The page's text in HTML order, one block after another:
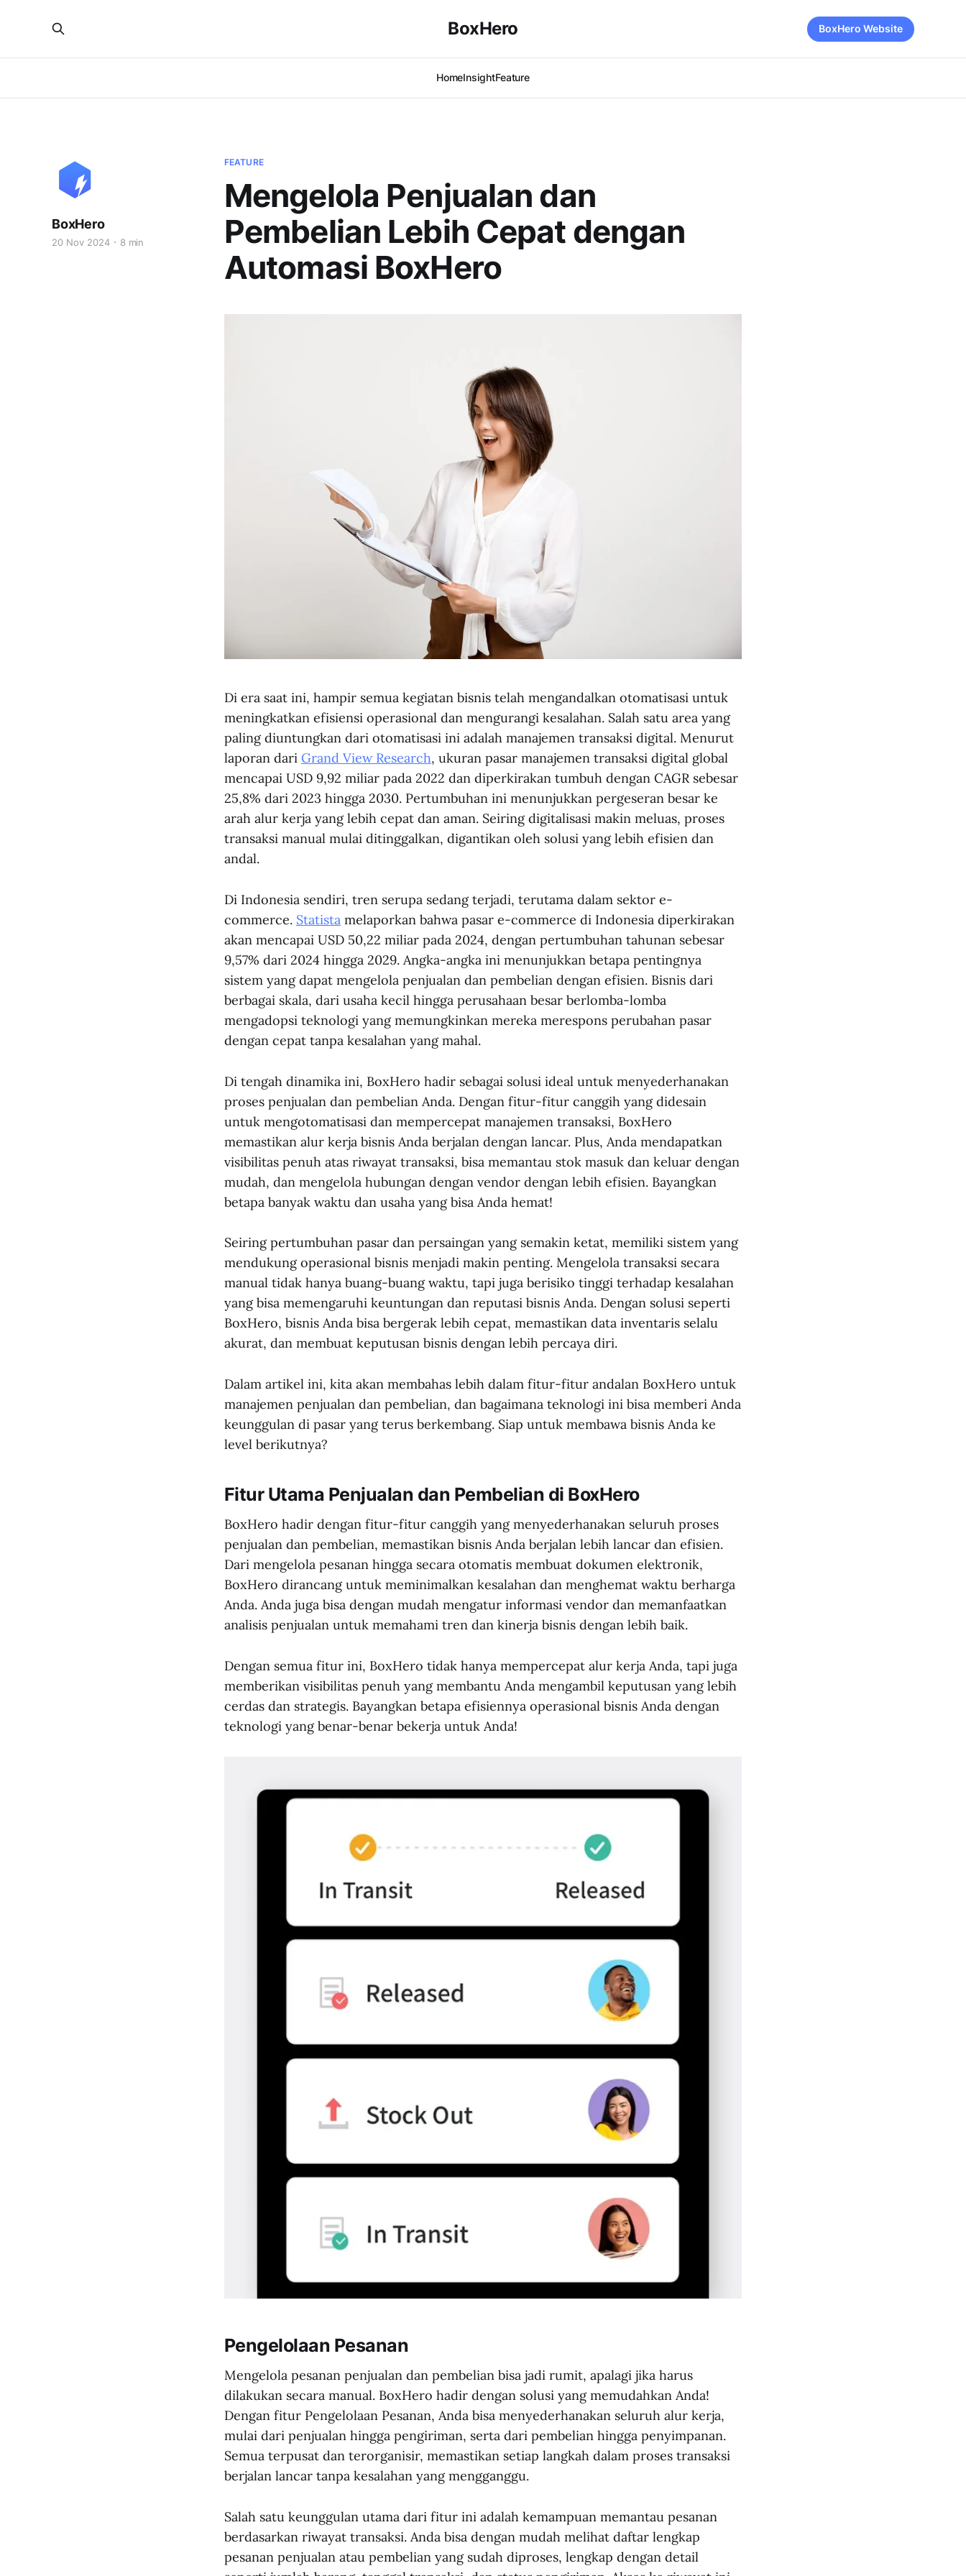
BoxHero
HomeInsightFeature
BoxHero Website
FEATURE
Mengelola Penjualan dan
Pembelian Lebih Cepat dengan
Automasi BoxHero
BoxHero
20 Nov 2024 8 min
Di era saat ini, hampir semua kegiatan bisnis telah mengandalkan otomatisasi untuk
meningkatkan efisiensi operasional dan mengurangi kesalahan. Salah satu area yang
paling diuntungkan dari otomatisasi ini adalah manajemen transaksi digital. Menurut
laporan dari Grand View Research, ukuran pasar manajemen transaksi digital global
mencapai USD 9,92 miliar pada 2022 dan diperkirakan tumbuh dengan CAGR sebesar
25,8% dari 2023 hingga 2030. Pertumbuhan ini menunjukkan pergeseran besar ke
arah alur kerja yang lebih cepat dan aman. Seiring digitalisasi makin meluas, proses
transaksi manual mulai ditinggalkan, digantikan oleh solusi yang lebih efisien dan
andal.
Di Indonesia sendiri, tren serupa sedang terjadi, terutama dalam sektor e-
commerce. Statista melaporkan bahwa pasar e-commerce di Indonesia diperkirakan
akan mencapai USD 50,22 miliar pada 2024, dengan pertumbuhan tahunan sebesar
9,57% dari 2024 hingga 2029. Angka-angka ini menunjukkan betapa pentingnya
sistem yang dapat mengelola penjualan dan pembelian dengan efisien. Bisnis dari
berbagai skala, dari usaha kecil hingga perusahaan besar berlomba-lomba
mengadopsi teknologi yang memungkinkan mereka merespons perubahan pasar
dengan cepat tanpa kesalahan yang mahal.
Di tengah dinamika ini, BoxHero hadir sebagai solusi ideal untuk menyederhanakan
proses penjualan dan pembelian Anda. Dengan fitur-fitur canggih yang didesain
untuk mengotomatisasi dan mempercepat manajemen transaksi, BoxHero
memastikan alur kerja bisnis Anda berjalan dengan lancar. Plus, Anda mendapatkan
visibilitas penuh atas riwayat transaksi, bisa memantau stok masuk dan keluar dengan
mudah, dan mengelola hubungan dengan vendor dengan lebih efisien. Bayangkan
betapa banyak waktu dan usaha yang bisa Anda hemat!
Seiring pertumbuhan pasar dan persaingan yang semakin ketat, memiliki sistem yang
mendukung operasional bisnis menjadi makin penting. Mengelola transaksi secara
manual tidak hanya buang-buang waktu, tapi juga berisiko tinggi terhadap kesalahan
yang bisa memengaruhi keuntungan dan reputasi bisnis Anda. Dengan solusi seperti
BoxHero, bisnis Anda bisa bergerak lebih cepat, memastikan data inventaris selalu
akurat, dan membuat keputusan bisnis dengan lebih percaya diri.
Dalam artikel ini, kita akan membahas lebih dalam fitur-fitur andalan BoxHero untuk
manajemen penjualan dan pembelian, dan bagaimana teknologi ini bisa memberi Anda
keunggulan di pasar yang terus berkembang. Siap untuk membawa bisnis Anda ke
level berikutnya?
Fitur Utama Penjualan dan Pembelian di BoxHero
BoxHero hadir dengan fitur-fitur canggih yang menyederhanakan seluruh proses
penjualan dan pembelian, memastikan bisnis Anda berjalan lebih lancar dan efisien.
Dari mengelola pesanan hingga secara otomatis membuat dokumen elektronik,
BoxHero dirancang untuk meminimalkan kesalahan dan menghemat waktu berharga
Anda. Anda juga bisa dengan mudah mengatur informasi vendor dan memanfaatkan
analisis penjualan untuk memahami tren dan kinerja bisnis dengan lebih baik.
Dengan semua fitur ini, BoxHero tidak hanya mempercepat alur kerja Anda, tapi juga
memberikan visibilitas penuh yang membantu Anda mengambil keputusan yang lebih
cerdas dan strategis. Bayangkan betapa efisiennya operasional bisnis Anda dengan
teknologi yang benar-benar bekerja untuk Anda!
Pengelolaan Pesanan
Mengelola pesanan penjualan dan pembelian bisa jadi rumit, apalagi jika harus
dilakukan secara manual. BoxHero hadir dengan solusi yang memudahkan Anda!
Dengan fitur Pengelolaan Pesanan, Anda bisa menyederhanakan seluruh alur kerja,
mulai dari penjualan hingga pengiriman, serta dari pembelian hingga penyimpanan.
Semua terpusat dan terorganisir, memastikan setiap langkah dalam proses transaksi
berjalan lancar tanpa kesalahan yang mengganggu.
Salah satu keunggulan utama dari fitur ini adalah kemampuan memantau pesanan
berdasarkan riwayat transaksi. Anda bisa dengan mudah melihat daftar lengkap
pesanan penjualan atau pembelian yang sudah diproses, lengkap dengan detail